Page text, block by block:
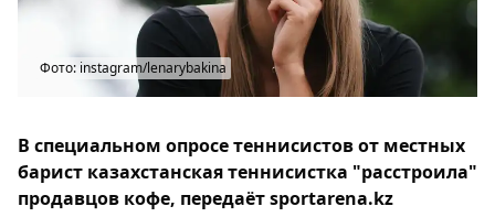
Фото: instagram/lenarybakina
В специальном опросе теннисистов от местных
барист казахстанская теннисистка "расстроила"
продавцов кофе, передаёт sportarena.kz